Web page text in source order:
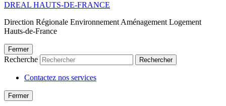
DREAL HAUTS-DE-FRANCE
Direction Régionale Environnement Aménagement Logement
Hauts-de-France
Fermer
Recherche Rechercher
Contactez nos services
Fermer